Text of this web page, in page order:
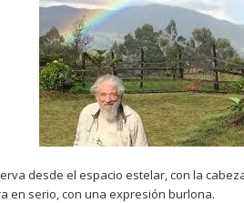
desde el espacio estelar, con la
en serio, con una expresión burlona.